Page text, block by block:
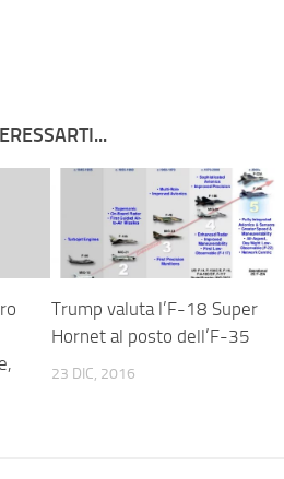
Trump valuta l’F-18 Super
Hornet al posto dell’F-35
23 DIC, 2016